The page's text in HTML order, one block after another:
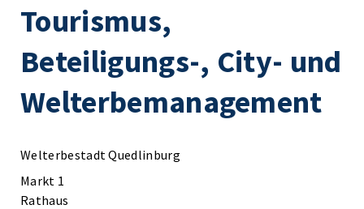
Tourismus,
Beteiligungs-, City- und
Welterbemanagement
Welterbestadt Quedlinburg
Markt 1
Rathaus